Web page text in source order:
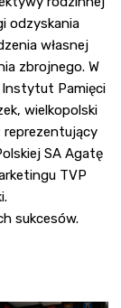
odzyskania
własnej
zbrojnego. W
Instytut Pamięci
wielkopolski
reprezentujący
SA Agatę
TVP
sukcesów.